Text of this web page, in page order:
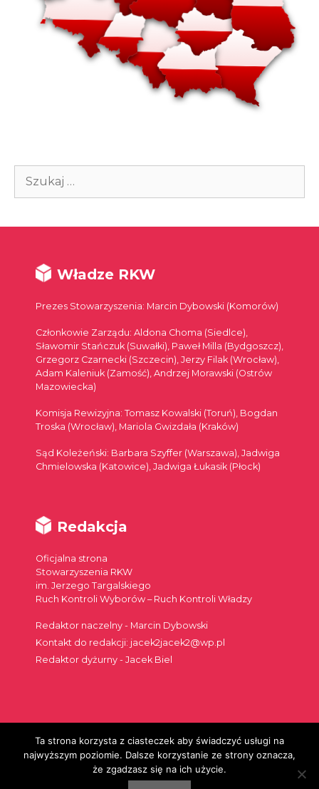
Szukaj:
Władze RKW
Prezes Stowarzyszenia: Marcin Dybowski (Komorów)
Członkowie Zarządu: Aldona Choma (Siedlce),
Sławomir Stańczuk (Suwałki), Paweł Milla (Bydgoszcz),
Grzegorz Czarnecki (Szczecin), Jerzy Filak (Wrocław),
Adam Kaleniuk (Zamość), Andrzej Morawski (Ostrów
Mazowiecka)
Komisja Rewizyjna: Tomasz Kowalski (Toruń), Bogdan
Troska (Wrocław), Mariola Gwizdała (Kraków)
Sąd Koleżeński: Barbara Szyffer (Warszawa), Jadwiga
Chmielowska (Katowice), Jadwiga Łukasik (Płock)
Redakcja
Oficjalna strona
Stowarzyszenia RKW
im. Jerzego Targalskiego
Ruch Kontroli Wyborów – Ruch Kontroli Władzy
Redaktor naczelny - Marcin Dybowski
Kontakt do redakcji: jacek2jacek2@wp.pl
Redaktor dyżurny - Jacek Biel
Szukaj:
Ta strona korzysta z ciasteczek aby świadczyć usługi na
najwyższym poziomie. Dalsze korzystanie ze strony oznacza,
że zgadzasz się na ich użycie.